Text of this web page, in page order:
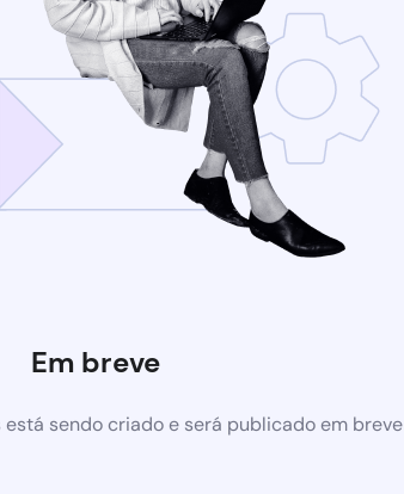
Em breve
está sendo criado e será publicado em breve